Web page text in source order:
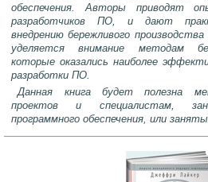
обеспечения. Авторы приводят
разработчиков ПО, и дают
внедрению бережливого
уделяется внимание методам
которые оказались наиболее
разработки ПО.
Данная книга будет полезна
проектов и специалистам,
программного обеспечения, или